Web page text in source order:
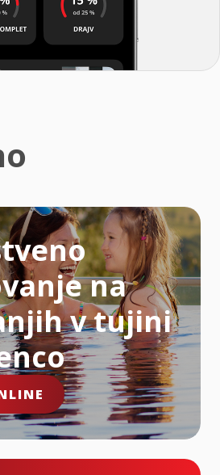
na
v tujini